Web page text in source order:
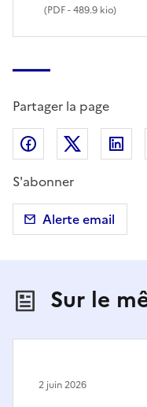
(PDF- 489.9 kio)
Partager la page
Partager sur
S'abonner
Alerte email
Sur le
2 juin 2026